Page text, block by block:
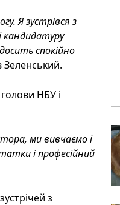
Я зустрівся з
кандидатуру
спокійно
Зеленський.
НБУ і
ми вивчаємо і
і професійний
з